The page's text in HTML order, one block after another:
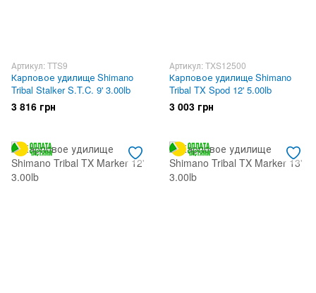
Артикул: TTS9
Карповое удилище Shimano
Tribal Stalker S.T.C. 9' 3.00lb
3 816 грн
Артикул: TXS12500
Карповое удилище Shimano
Tribal TX Spod 12' 5.00lb
3 003 грн